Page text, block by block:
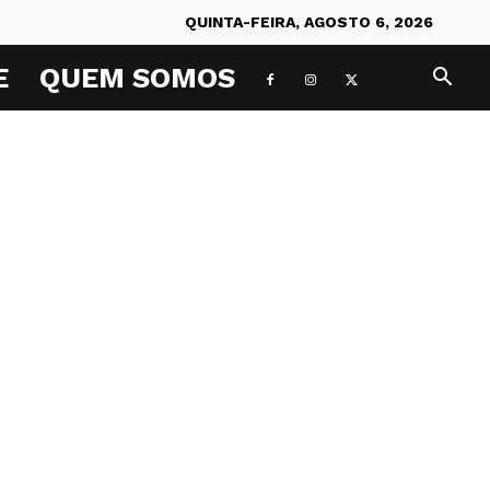
QUINTA-FEIRA, AGOSTO 6, 2026
QUEM SOMOS